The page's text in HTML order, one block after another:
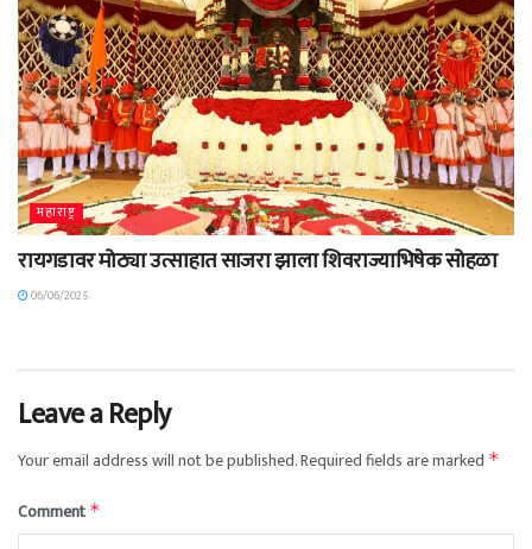
महाराष्ट्र
रायगडावर मोठ्या उत्साहात साजरा झाला शिवराज्याभिषेक सोहळा
06/06/2025
Leave a Reply
Your email address will not be published.Required fields are marked *
Comment *